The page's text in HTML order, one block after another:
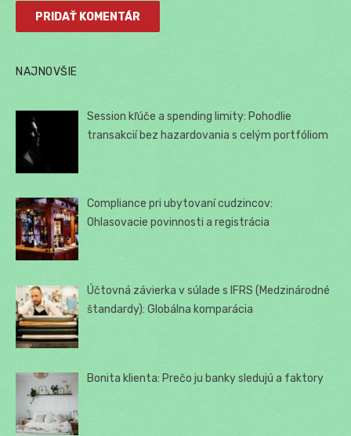
NAJNOVŠIE
Session kľúče a spending limity: Pohodlie
transakcií bez hazardovania s celým portfóliom
Compliance pri ubytovaní cudzincov:
Ohlasovacie povinnosti a registrácia
Účtovná závierka v súlade s IFRS (Medzinárodné
štandardy): Globálna komparácia
Bonita klienta: Prečo ju banky sledujú a faktory